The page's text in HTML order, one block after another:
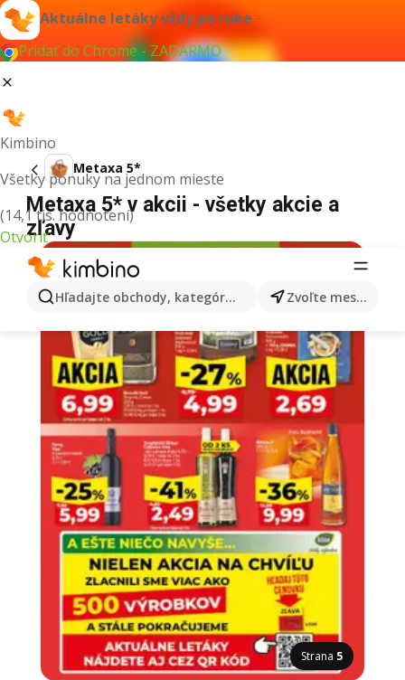
Aktuálne letáky vždy po ruke
Pridať do Chrome - ZADARMO
Kimbino
Všetky ponuky na jednom mieste
(14,1 tis. hodnotení)
Otvoriť
Hľadajte obchody, kategórie, produkty... Zvoľte mesto
Metaxa 5*
Metaxa 5* v akcii - všetky akcie a
zľavy
Strana 5